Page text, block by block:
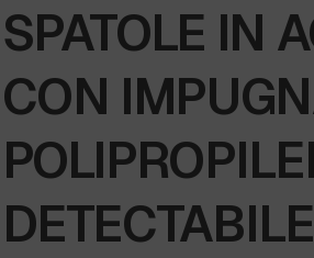
SPATOLE IN
CON
DETECTABILE